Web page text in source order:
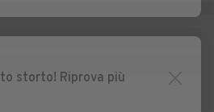
Auto usate Saccolongo
storto! Riprova più